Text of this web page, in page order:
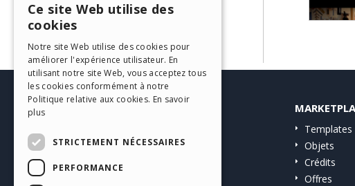
Communauté
Sites Utilisateurs
Templates
Objets
Crédits
Offres
ENGLISH
GERMAN
SPANISH
Ce site Web utilise des
cookies
Notre site Web utilise des cookies pour
améliorer l'expérience utilisateur. En
utilisant notre site Web, vous acceptez tous
les cookies conformément à notre
Politique relative aux cookies. En savoir
plus
STRICTEMENT NÉCESSAIRES
PERFORMANCE